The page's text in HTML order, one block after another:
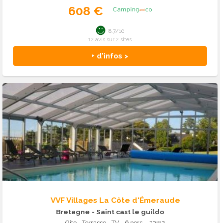
608 €
+ d'infos >
8.7/10
12 avis sur 2 sites
VVF Villages La Côte d'Émeraude
Bretagne - Saint cast le guildo